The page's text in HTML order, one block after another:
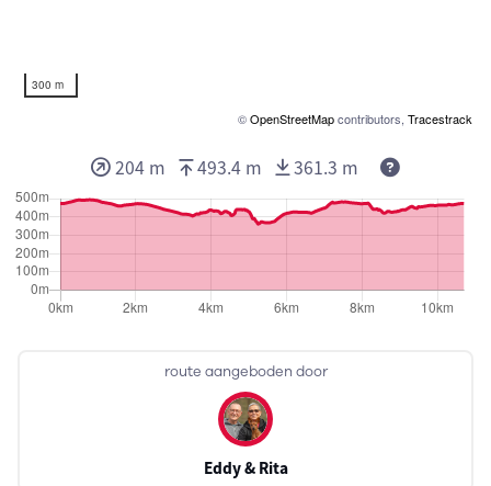
300 m
©OpenStreetMapcontributors, Tracestrack
route aangeboden door
Eddy & Rita
204 m 493.4 m 361.3 m